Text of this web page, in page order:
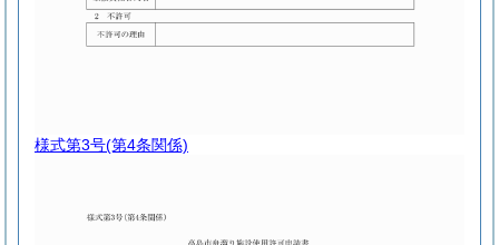
様式第3号(第4条関係)